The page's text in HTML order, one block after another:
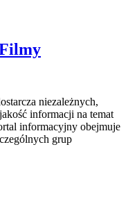
niezależnych,
informacji na temat
informacyjny obejmuje
grup